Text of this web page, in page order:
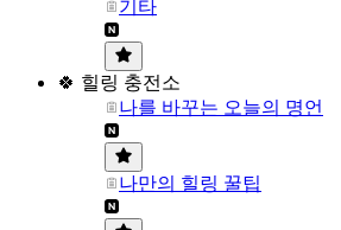
기타
🍀 힐링 충전소
나를 바꾸는 오늘의 명언
나만의 힐링 꿀팁